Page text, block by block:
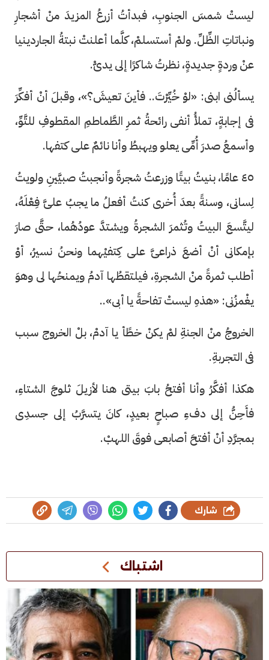
ليستْ شمسَ الجنوبِ، فبدأتُ أزرعُ المزيدَ منْ أشجارِ
ونباتاتِ الظِّلِّ. ولمْ أستسلمْ، كلَّما أعلنتْ نبتةُ الجاردينيا
عنْ وردةٍ جديدةٍ، نظرتُ شاكرًا إلى يدىّْ.
يسألُنى ابنى: «لوْ خُيِّرْتَ.. فأينَ تعيشَ؟»، وقبلَ أنْ أفكِّرَ
فى إجابةٍ، تملأُ أنفى رائحةُ ثمرِ الطَّماطمِ المقطوفِ للتَّوِّ،
وأسمعُ صدرَ أُمِّى يعلو ويهبطُ وأنا نائمٌ على كتفها.
٤٥ عامًا، بنيتُ بيتًا وزرعتُ شجرةً وأنجبتُ صبيَّينِ ولويتُ
لِسانى، وسنةً بعدَ أُخرى كنتُ أفعلُ ما يجبُ علىَّ فِعْلَهُ،
ليتَّسعَ البيتُ وتُثمرَ الشجرةُ ويشتدَّ عودُهُما، حتَّى صارَ
بإمكانى أنْ أضعَ ذراعىَّ على كِتفيْهما ونحنُ نسيرُ، أوْ
أطلب ثمرةً منْ الشجرةِ، فيلتقطُها آدمُ ويمنحُها لى وهوَ
يغْمزُنى: «هذهِ ليستْ تفاحةً يا أبى»..
الخروجُ منْ الجنةِ لمْ يكنْ خطًأ يا آدمْ، بلْ الخروج سبب
فى التجربةِ.
هكذا أفكَّرُ وأنا أفتحُ بابَ بيتى هنا لأزيلَ ثلوجَ الشتاءِ،
فأَحِنُّ إلى دفءِ صباحٍ بعيدٍ، كانَ يتسرَّبُ إلى جسدِى
بمجرَّدِ أنْ أفتحَ أصابعى فوقَ اللهبْ.
شارك
اشتباك